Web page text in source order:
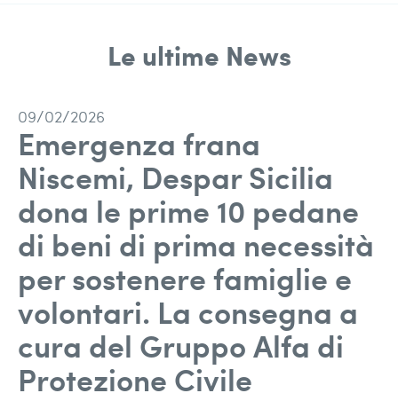
Le ultime News
09/02/2026
Emergenza frana
Niscemi, Despar Sicilia
dona le prime 10 pedane
di beni di prima necessità
per sostenere famiglie e
volontari. La consegna a
cura del Gruppo Alfa di
Protezione Civile